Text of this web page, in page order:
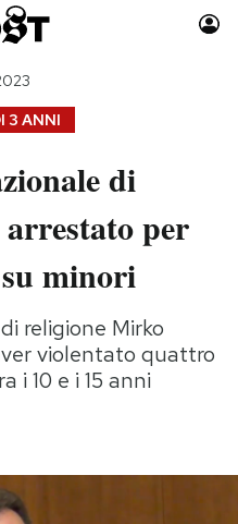
Moda
Consumismi
Storie/Idee
Media
Europa
3 ANNI
di
per
minori
religione Mirko
violentato quattro
i 10 e i 15 anni